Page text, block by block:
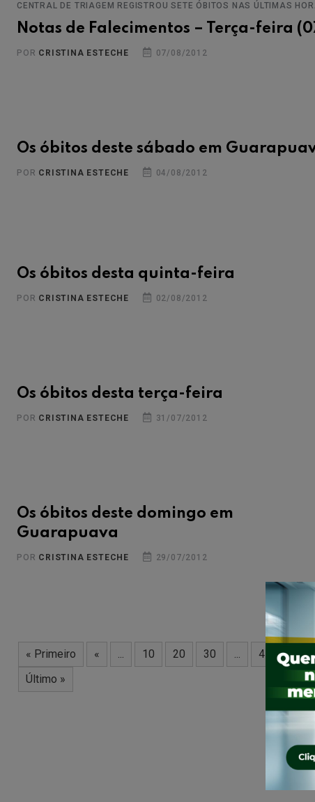
CENTRAL DE TRIAGEM REGISTROU SETE ÓBITOS NAS ÚLTIMAS
Notas de Falecimentos – Terça-feira
POR CRISTINA ESTECHE 07/08/2012
Os óbitos deste sábado em
POR CRISTINA ESTECHE 04/08/2012
Os óbitos desta quinta-feira
POR CRISTINA ESTECHE 02/08/2012
Os óbitos desta terça-feira
POR CRISTINA ESTECHE 31/07/2012
Os óbitos deste domingo em
Guarapuava
POR CRISTINA ESTECHE 29/07/2012
« Primeiro « ... 10 20 30 ... 418 419
Último »